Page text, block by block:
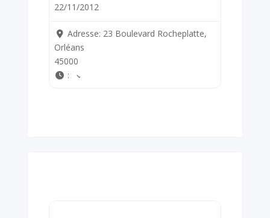
22/11/2012
Adresse: 23 Boulevard Rocheplatte,
Orléans
45000
: